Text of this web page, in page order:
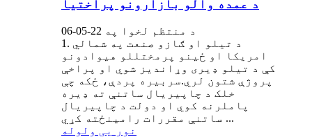
د عمده والو بازارونو پراختیا
د منتظم لخوا په 22-05-06
1. د تیلو او ګازو صنعت په شمالي
امریکا او ځینو پرمختللو هیوادونو
کې د تیلو ډیری وړاندیز شوي او پراخې
پروژې شتون لري.سربیره پردې، ځکه چې
خلک د چاپیریال ساتنې ته ډیره
پاملرنه کوي او دولت د چاپیریال
ساتنې مقررات رامینځته کړي ...
نور یی ولوله